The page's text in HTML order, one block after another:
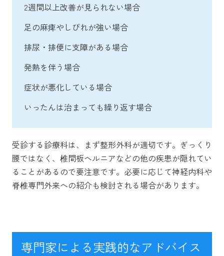
2週間以上改善が見られない場合
足の麻痺やしびれが強い場合
排尿・排便に支障がある場合
発熱を伴う場合
症状が悪化している場合
いったんは治まっても繰り返す場合
受診する診療科は、まず整形外科が適切です。ぎっくり
腰ではなく、椎間板ヘルニアなどの他の疾患が隠れてい
ることがあるので要注意です。必要に応じて神経内科や
脊椎専門外来への紹介も検討される場合があります。
専門家による実践的なアドバイス